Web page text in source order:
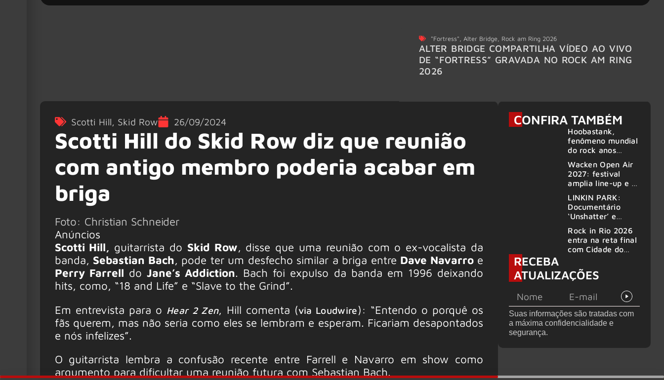
"Fortress" Alter Bridge Rock am Ring 2026
ALTER BRIDGE COMPARTILHA VÍDEO AO VIVO
DE “FORTRESS” GRAVADA NO ROCK AM RING
2026
Scotti Hill, Skid Row 26/09/2024
Scotti Hill do Skid Row diz que reunião
com antigo membro poderia acabar em
briga
Foto: Christian Schneider
Anúncios
Scotti Hill, guitarrista do Skid Row, disse que uma reunião com o ex-vocalista da
banda, Sebastian Bach, pode ter um desfecho similar a briga entre Dave Navarroe
Perry Farrell do Jane’s Addiction. Bach foi expulso da banda em 1996 deixando
hits, como, “18 and Life” e “Slave to the Grind”.
Em entrevista para o Hear 2 Zen, Hill comenta (via Loudwire): “Entendo o porquê os
fãs querem, mas não seria como eles se lembram e esperam. Ficariam desapontados
e nós infelizes”.
O guitarrista lembra a confusão recente entre Farrell e Navarro em show como
argumento para dificultar uma reunião futura com Sebastian Bach.
CONFIRA TAMBÉM
Hoobastank,
fenômeno mundial
do rock anos
Brasil para 6
shows
Wacken Open Air
2027: festival
amplia line-up e já
50 bandas
LINKIN PARK:
Documentário
‘Unshatter’ e
anunciados
Rock in Rio 2026
entra na reta final
com Cidade do
montagem
acelerada e line-
confirmado
RECEBA
ATUALIZAÇÕES
Suas informações são tratadas com
a máxima confidencialidade e
segurança.